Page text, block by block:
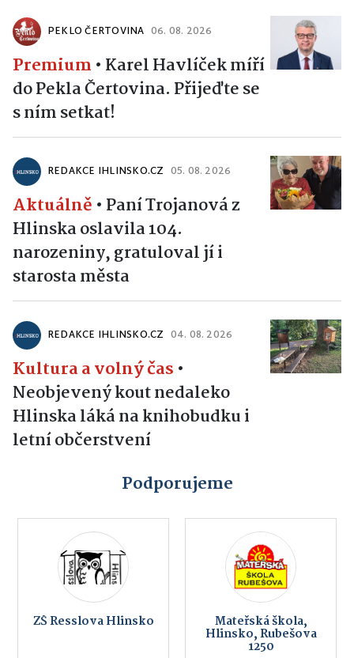
PEKLO ČERTOVINA 06. 08. 2026
Premium • Karel Havlíček míří
do Pekla Čertovina. Přijeďte se
s ním setkat!
REDAKCE IHLINSKO.CZ 05. 08. 2026
Aktuálně • Paní Trojanová z
Hlinska oslavila 104.
narozeniny, gratuloval jí i
starosta města
REDAKCE IHLINSKO.CZ 04. 08. 2026
Kultura a volný čas •
Neobjevený kout nedaleko
Hlinska láká na knihobudku i
letní občerstvení
Podporujeme
ZŠ Resslova Hlinsko Mateřská škola,
Hlinsko, Rubešova
1250